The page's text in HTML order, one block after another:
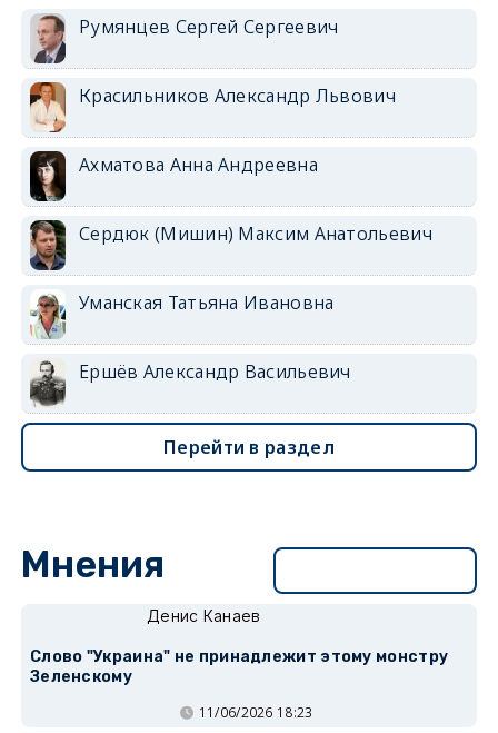
Румянцев Сергей Сергеевич
Красильников Александр Львович
Ахматова Анна Андреевна
Сердюк (Мишин) Максим Анатольевич
Уманская Татьяна Ивановна
Ершёв Александр Васильевич
Перейти в раздел
Мнения
Денис Канаев
Слово "Украина" не принадлежит этому монстру
Зеленскому
11/06/2026 18:23